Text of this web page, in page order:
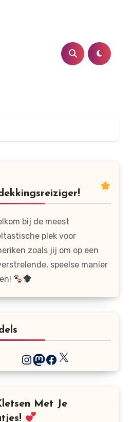
bij de meest
plek voor
zoals jij om op een
speelse manier
Instagram
Mastodon
Facebook
X
Met Je